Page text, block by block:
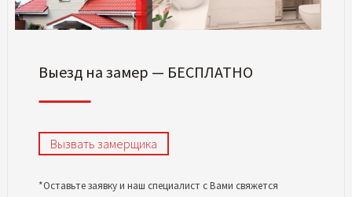
Выезд на замер — БЕСПЛАТНО
Вызвать замерщика
*Оставьте заявку и наш специалист с Вами свяжется